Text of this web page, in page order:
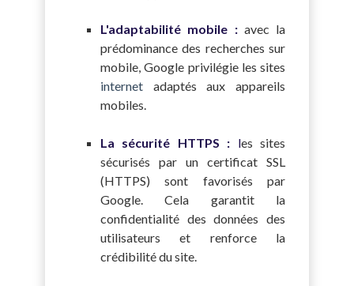
L'adaptabilité mobile : avec la
prédominance des recherches sur
mobile, Google privilégie les sites
internet adaptés aux appareils
mobiles.
La sécurité HTTPS : les sites
sécurisés par un certificat SSL
(HTTPS) sont favorisés par
Google. Cela garantit la
confidentialité des données des
utilisateurs et renforce la
crédibilité du site.